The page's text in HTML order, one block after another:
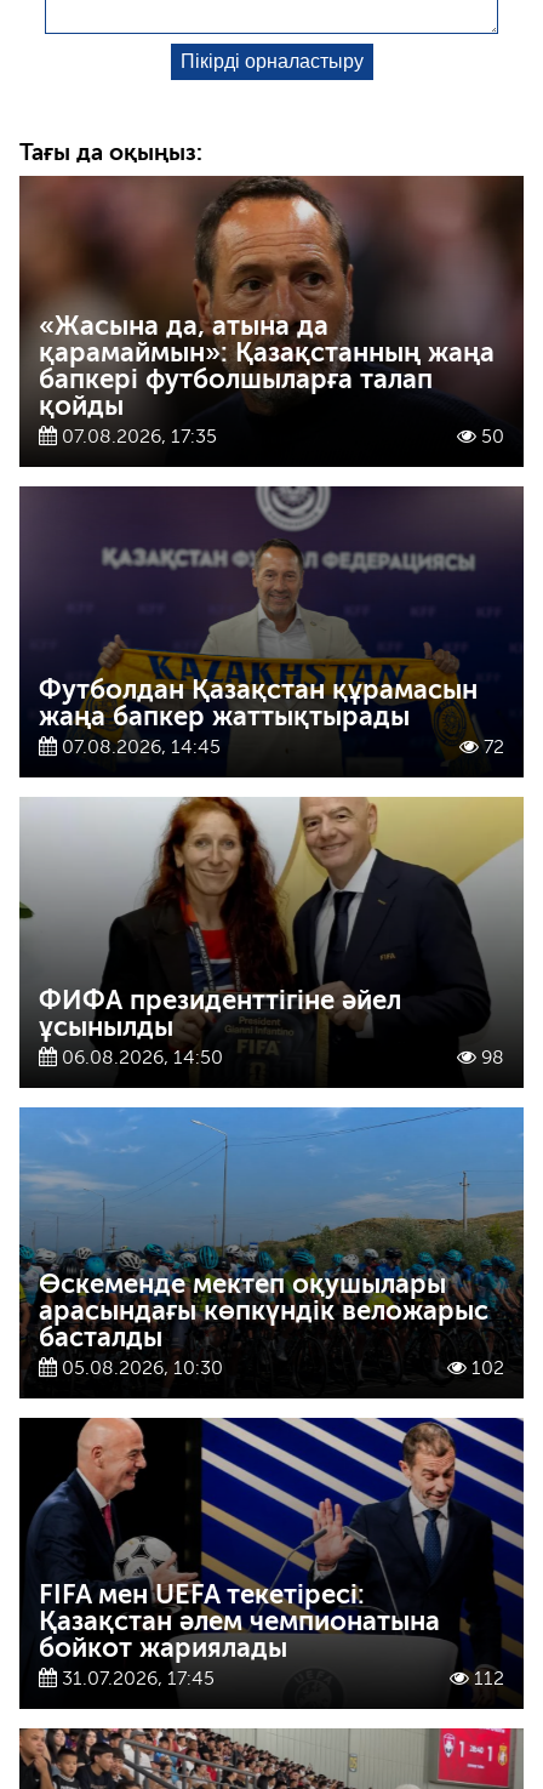
Тағы да оқыңыз:
«Жасына да, атына да
қарамаймын»: Қазақстанның жаңа
бапкері футболшыларға талап
қойды
07.08.2026, 17:35 50
Футболдан Қазақстан құрамасын
жаңа бапкер жаттықтырады
07.08.2026, 14:45 72
ФИФА президенттігіне әйел
ұсынылды
06.08.2026, 14:50 98
Өскеменде мектеп оқушылары
арасындағы көпкүндік веложарыс
басталды
05.08.2026, 10:30 102
FIFA мен UEFA текетіресі:
Қазақстан әлем чемпионатына
бойкот жариялады
31.07.2026, 17:45 112